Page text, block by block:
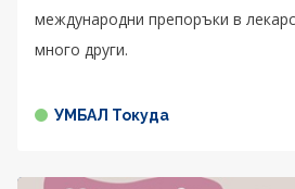
международни препоръки в
много други.
УМБАЛ Токуда